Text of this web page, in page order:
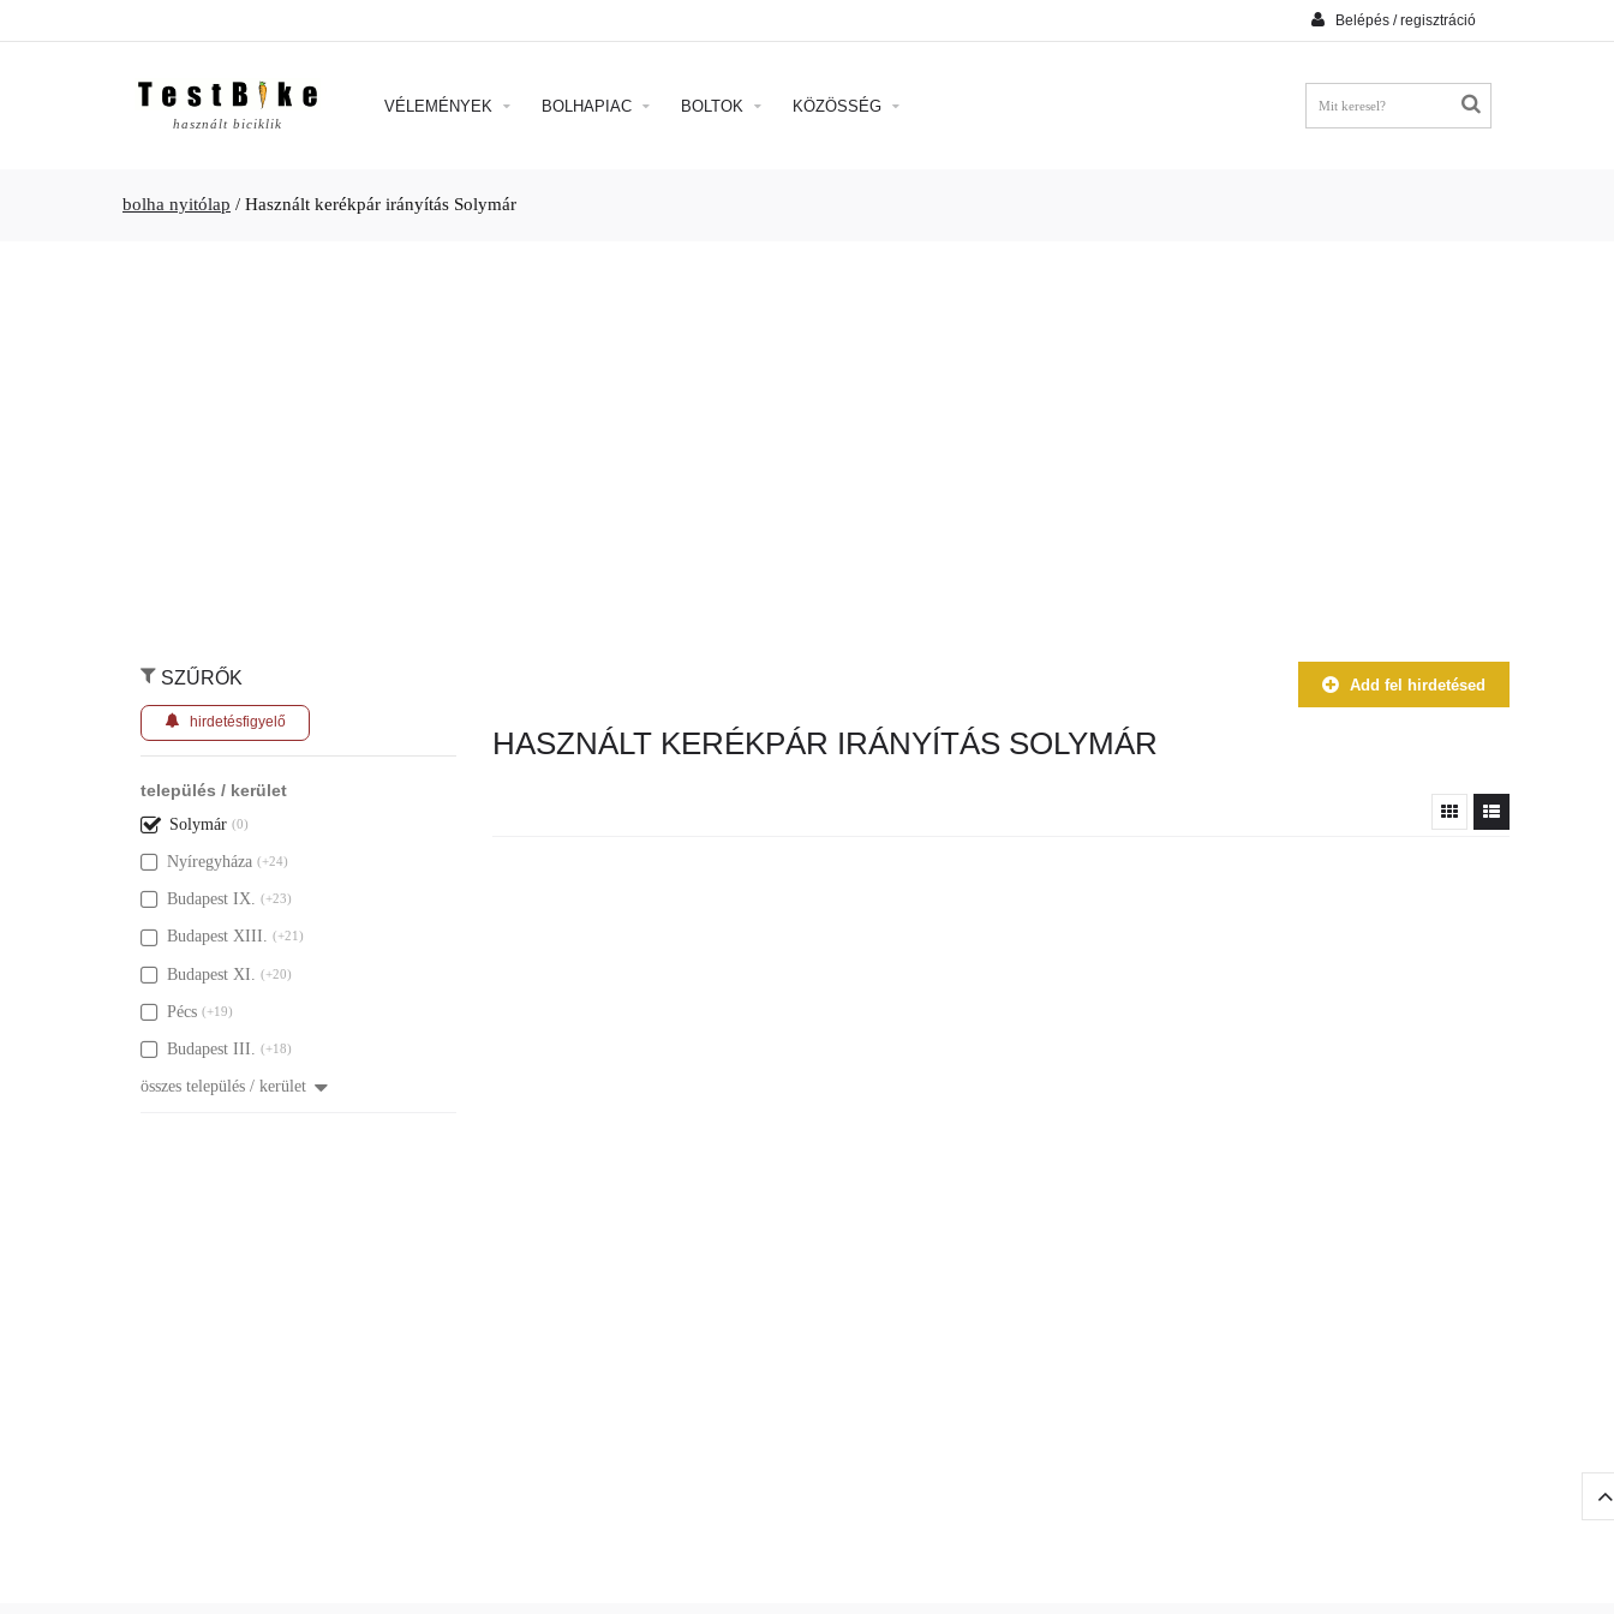
Belépés / regisztráció
használt biciklik
VÉLEMÉNYEK BOLHAPIAC BOLTOK KÖZÖSSÉG
bolha nyitólap / Használt kerékpár irányítás Solymár
SZŰRŐK
hirdetésfigyelő
település / kerület
Solymár (0)
Nyíregyháza (+24)
Budapest IX. (+23)
Budapest XIII. (+21)
Budapest XI. (+20)
Pécs (+19)
Budapest III. (+18)
összes település / kerület
Add fel hirdetésed
HASZNÁLT KERÉKPÁR IRÁNYÍTÁS SOLYMÁR